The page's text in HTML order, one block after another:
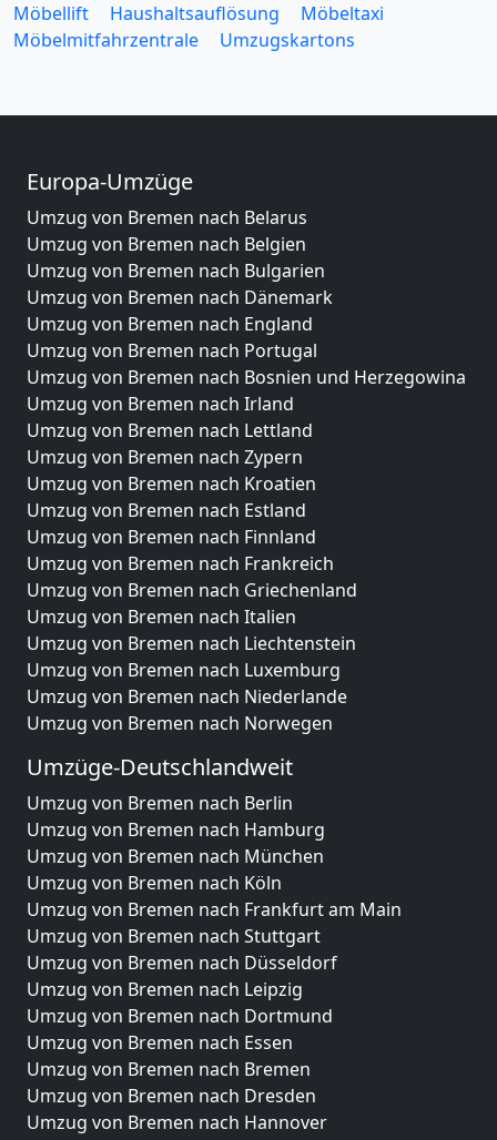
Möbellift
Haushaltsauflösung
Möbeltaxi
Möbelmitfahrzentrale
Umzugskartons
Europa-Umzüge
Umzug von Bremen nach Belarus
Umzug von Bremen nach Belgien
Umzug von Bremen nach Bulgarien
Umzug von Bremen nach Dänemark
Umzug von Bremen nach England
Umzug von Bremen nach Portugal
Umzug von Bremen nach Bosnien und Herzegowina
Umzug von Bremen nach Irland
Umzug von Bremen nach Lettland
Umzug von Bremen nach Zypern
Umzug von Bremen nach Kroatien
Umzug von Bremen nach Estland
Umzug von Bremen nach Finnland
Umzug von Bremen nach Frankreich
Umzug von Bremen nach Griechenland
Umzug von Bremen nach Italien
Umzug von Bremen nach Liechtenstein
Umzug von Bremen nach Luxemburg
Umzug von Bremen nach Niederlande
Umzug von Bremen nach Norwegen
Umzüge-Deutschlandweit
Umzug von Bremen nach Berlin
Umzug von Bremen nach Hamburg
Umzug von Bremen nach München
Umzug von Bremen nach Köln
Umzug von Bremen nach Frankfurt am Main
Umzug von Bremen nach Stuttgart
Umzug von Bremen nach Düsseldorf
Umzug von Bremen nach Leipzig
Umzug von Bremen nach Dortmund
Umzug von Bremen nach Essen
Umzug von Bremen nach Bremen
Umzug von Bremen nach Dresden
Umzug von Bremen nach Hannover